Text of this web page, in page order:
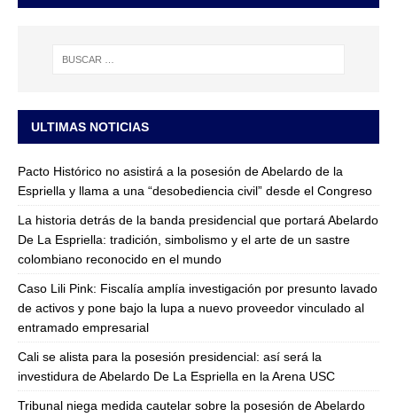
ULTIMAS NOTICIAS
Pacto Histórico no asistirá a la posesión de Abelardo de la
Espriella y llama a una “desobediencia civil” desde el Congreso
La historia detrás de la banda presidencial que portará Abelardo
De La Espriella: tradición, simbolismo y el arte de un sastre
colombiano reconocido en el mundo
Caso Lili Pink: Fiscalía amplía investigación por presunto lavado
de activos y pone bajo la lupa a nuevo proveedor vinculado al
entramado empresarial
Cali se alista para la posesión presidencial: así será la
investidura de Abelardo De La Espriella en la Arena USC
Tribunal niega medida cautelar sobre la posesión de Abelardo